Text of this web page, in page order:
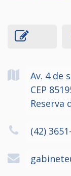
Av. 4 de
CEP
Reserva
(42)